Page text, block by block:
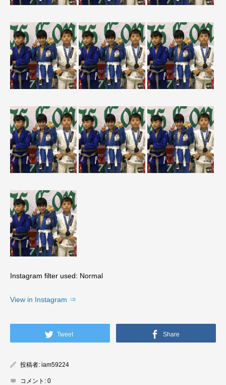
Instagram filter used: Normal
View in Instagram ⇒
Tweet Share
投稿者: iam59224
コメント: 0